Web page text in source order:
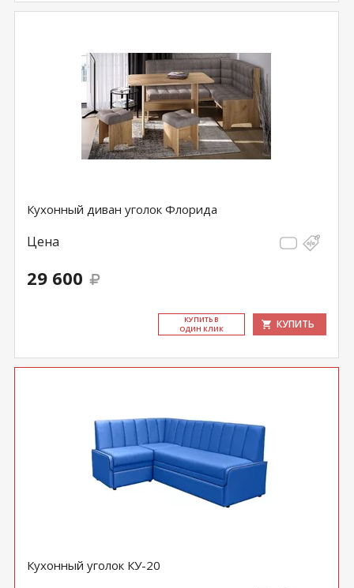
Кухонный диван уголок Флорида
Цена
29 600
КУ­ПИТЬ В
ОДИН КЛИК
КУПИТЬ
Кухонный уголок КУ-20